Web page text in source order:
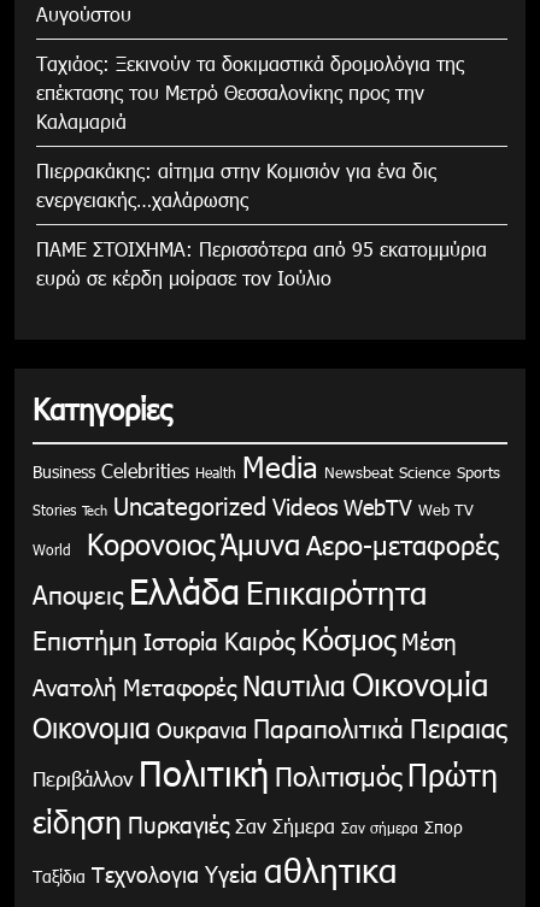
Αυγούστου
Tαχιάος: Ξεκινούν τα δοκιμαστικά δρομολόγια της
επέκτασης του Μετρό Θεσσαλονίκης προς την
Καλαμαριά
Πιερρακάκης: αίτημα στην Κομισιόν για ένα δις
ενεργειακής…χαλάρωσης
ΠΑΜΕ ΣΤΟΙΧΗΜΑ: Περισσότερα από 95 εκατομμύρια
ευρώ σε κέρδη μοίρασε τον Ιούλιο
Κατηγορίες
Business Celebrities Health Media Newsbeat Science Sports
Stories Tech Uncategorized Videos WebTV Web TV
World ΚορονοιοςΆμυνα Αερο-μεταφορές
Αποψεις Ελλάδα Επικαιρότητα
Επιστήμη Ιστορία Καιρός Κόσμος Μέση
Ανατολή Μεταφορές Ναυτιλια Οικονομία
Οικονομια Ουκρανια Παραπολιτικά Πειραιας
Περιβάλλον Πολιτική Πολιτισμός Πρώτη
είδηση Πυρκαγιές Σαν Σήμερα Σαν σήμερα Σπορ
Ταξίδια Τεχνολογια Υγεία αθλητικα